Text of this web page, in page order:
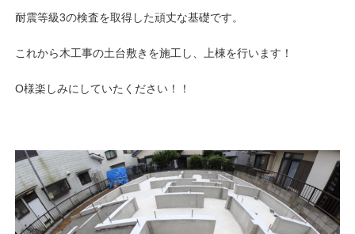
耐震等級3の検査を取得した頑丈な基礎です。
これから木工事の土台敷きを施工し、上棟を行います！
O様楽しみにしていたください！！